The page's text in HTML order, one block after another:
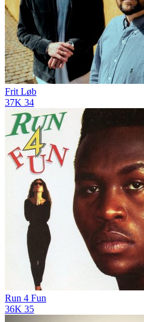
Frit Løb
37K 34
Run 4 Fun
36K 35